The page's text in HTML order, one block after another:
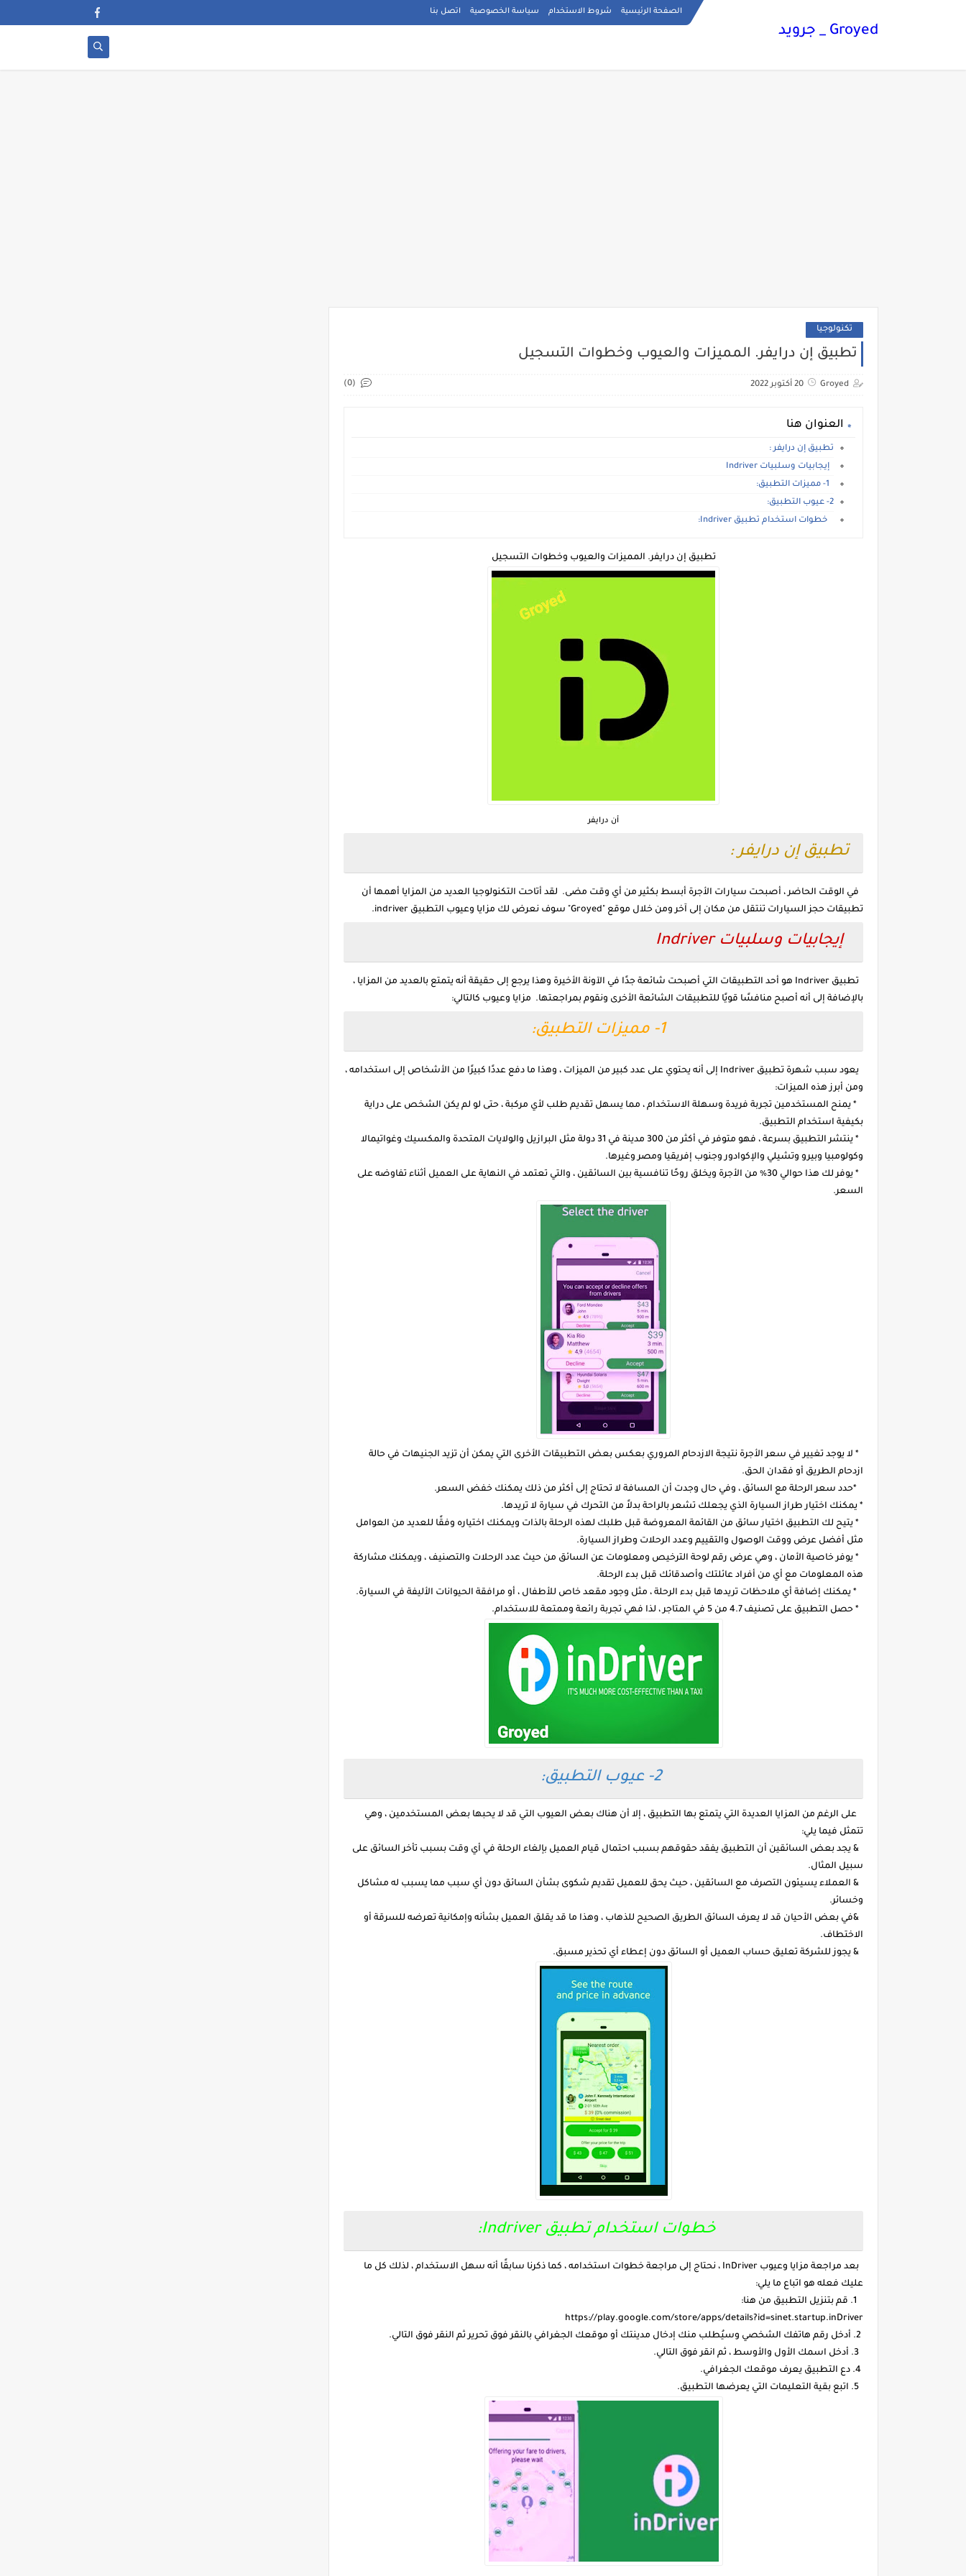
الصفحة الرئيسية شروط الاستخدام سياسة الخصوصية اتصل بنا
Groyed _ جرويد
تكنولوجيا
تطبيق إن درايفر. المميزات والعيوب وخطوات التسجيل
Groyed 20 أكتوبر 2022 (0)
العنوان هنا
تطبيق إن درايفر :
إيجابيات وسلبيات Indriver
2- عيوب التطبيق:
خطوات استخدام تطبيق Indriver:
تطبيق إن درايفر. المميزات والعيوب وخطوات التسجيل
أن درايفر
تطبيق إن درايفر :
في الوقت الحاضر ، أصبحت سيارات الأجرة أبسط بكثير من أي وقت مضى. لقد أتاحت التكنولوجيا العديد من المزايا أهمها أن
تطبيقات حجز السيارات تنتقل من مكان إلى آخر ومن خلال موقع "Groyed" سوف نعرض لك مزايا وعيوب التطبيق indriver.
إيجابيات وسلبيات Indriver
تطبيق Indriver هو أحد التطبيقات التي أصبحت شائعة جدًا في الآونة الأخيرة وهذا يرجع إلى حقيقة أنه يتمتع بالعديد من المزايا ،
بالإضافة إلى أنه أصبح منافسًا قويًا للتطبيقات الشائعة الأخرى ونقوم بمراجعتها. مزايا وعيوب كالتالي:
1- مميزات التطبيق:
يعود سبب شهرة تطبيق Indriver إلى أنه يحتوي على عدد كبير من الميزات ، وهذا ما دفع عددًا كبيرًا من الأشخاص إلى استخدامه ،
ومن أبرز هذه الميزات:
* يمنح المستخدمين تجربة فريدة وسهلة الاستخدام ، مما يسهل تقديم طلب لأي مركبة ، حتى لو لم يكن الشخص على دراية
بكيفية استخدام التطبيق.
* ينتشر التطبيق بسرعة ، فهو متوفر في أكثر من 300 مدينة في 31 دولة مثل البرازيل والولايات المتحدة والمكسيك وغواتيمالا
وكولومبيا وبيرو وتشيلي والإكوادور وجنوب إفريقيا ومصر وغيرها.
* يوفر لك هذا حوالي 30٪ من الأجرة ويخلق روحًا تنافسية بين السائقين ، والتي تعتمد في النهاية على العميل أثناء تفاوضه على
السعر.
* لا يوجد تغيير في سعر الأجرة نتيجة الازدحام المروري بعكس بعض التطبيقات الأخرى التي يمكن أن تزيد الجنيهات في حالة
ازدحام الطريق أو فقدان الحق.
*حدد سعر الرحلة مع السائق ، وفي حال وجدت أن المسافة لا تحتاج إلى أكثر من ذلك يمكنك خفض السعر.
* يمكنك اختيار طراز السيارة الذي يجعلك تشعر بالراحة بدلاً من التحرك في سيارة لا تريدها.
* يتيح لك التطبيق اختيار سائق من القائمة المعروضة قبل طلبك لهذه الرحلة بالذات ويمكنك اختياره وفقًا للعديد من العوامل
مثل أفضل عرض ووقت الوصول والتقييم وعدد الرحلات وطراز السيارة.
* يوفر خاصية الأمان ، وهي عرض رقم لوحة الترخيص ومعلومات عن السائق من حيث عدد الرحلات والتصنيف ، ويمكنك مشاركة
هذه المعلومات مع أي من أفراد عائلتك وأصدقائك قبل بدء الرحلة.
* يمكنك إضافة أي ملاحظات تريدها قبل بدء الرحلة ، مثل وجود مقعد خاص للأطفال ، أو مرافقة الحيوانات الأليفة في السيارة.
* حصل التطبيق على تصنيف 4.7 من 5 في المتاجر ، لذا فهي تجربة رائعة وممتعة للاستخدام.
2- عيوب التطبيق:
على الرغم من المزايا العديدة التي يتمتع بها التطبيق ، إلا أن هناك بعض العيوب التي قد لا يحبها بعض المستخدمين ، وهي
تتمثل فيما يلي:
& يجد بعض السائقين أن التطبيق يفقد حقوقهم بسبب احتمال قيام العميل بإلغاء الرحلة في أي وقت بسبب تأخر السائق على
سبيل المثال.
& العملاء يسيئون التصرف مع السائقين ، حيث يحق للعميل تقديم شكوى بشأن السائق دون أي سبب مما يسبب له مشاكل
وخسائر.
&في بعض الأحيان قد لا يعرف السائق الطريق الصحيح للذهاب ، وهذا ما قد يقلق العميل بشأنه وإمكانية تعرضه للسرقة أو
الاختطاف.
& يجوز للشركة تعليق حساب العميل أو السائق دون إعطاء أي تحذير مسبق.
خطوات استخدام تطبيق Indriver:
بعد مراجعة مزايا وعيوب InDriver ، نحتاج إلى مراجعة خطوات استخدامه ، كما ذكرنا سابقًا أنه سهل الاستخدام ، لذلك كل ما
عليك فعله هو اتباع ما يلي:
https://play.google.com/store/apps/details?id=sinet.startup.inDriver